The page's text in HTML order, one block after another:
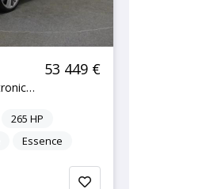
Sportback 45 TFSI qu. S tronic 2xS line LED VIRTUA
53 449 €
265 HP
Essence